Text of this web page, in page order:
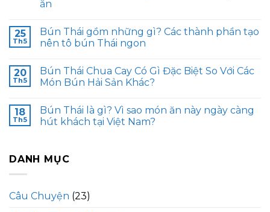
ăn
25
Th5
Bún Thái gồm những gì? Các thành phần tạo
nên tô bún Thái ngon
20
Th5
Bún Thái Chua Cay Có Gì Đặc Biệt So Với Các
Món Bún Hải Sản Khác?
18
Th5
Bún Thái là gì? Vì sao món ăn này ngày càng
hút khách tại Việt Nam?
DANH MỤC
Câu Chuyện (23)